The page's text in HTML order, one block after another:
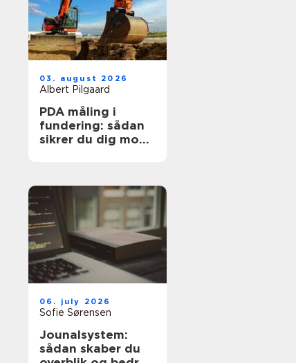
03. august 2026
Albert Pilgaard
PDA måling i
fundering: sådan
sikrer du dig mod
06. july 2026
Sofie Sørensen
Jounalsystem:
sådan skaber du